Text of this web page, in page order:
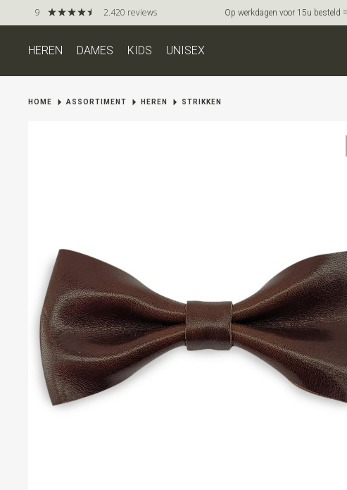
9 2.420 reviews Op werkdagen voor 15u besteld
HEREN DAMES KIDS UNISEX
HOME ASSORTIMENT HEREN STRIKKEN